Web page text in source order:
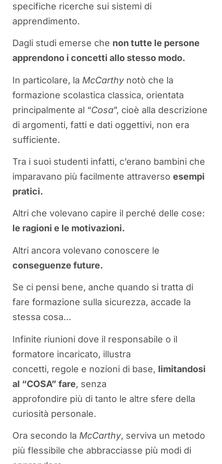
specifiche ricerche sui sistemi di
apprendimento.
Dagli studi emerse che non tutte le persone
apprendono i concetti allo stesso modo.
In particolare, la McCarthynotò che la
formazione scolastica classica, orientata
principalmente al “Cosa”, cioè alla descrizione
di argomenti, fatti e dati oggettivi, non era
sufficiente.
Tra i suoi studenti infatti, c’erano bambini che
imparavano più facilmente attraverso esempi
pratici.
Altri che volevano capire il perché delle cose:
le ragioni e le motivazioni.
Altri ancora volevano conoscere le
conseguenze future.
Se ci pensi bene, anche quando si tratta di
fare formazione sulla sicurezza, accade la
stessa cosa…
Infinite riunioni dove il responsabile o il
formatore incaricato, illustra
concetti, regole e nozioni di base, limitandosi
al “COSA” fare, senza
approfondire più di tanto le altre sfere della
curiosità personale.
Ora secondo la McCarthy, serviva un metodo
più flessibile che abbracciasse più modi di